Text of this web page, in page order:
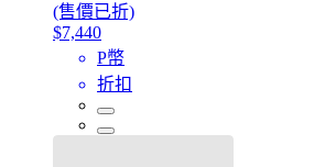
(售價已折)
$7,440
P幣
折扣